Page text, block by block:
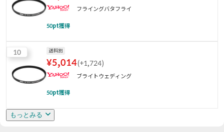
フライングバタフライ
50pt獲得
10 送料別
¥5,014(+1,724)
ブライトウェディング
50pt獲得
もっとみる